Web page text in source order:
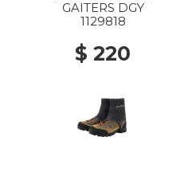
GAITERS DGY
1129818
$ 220